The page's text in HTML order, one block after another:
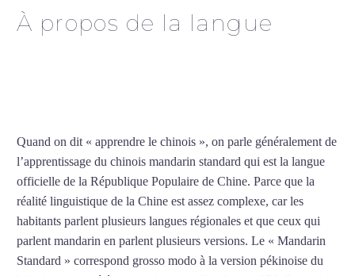
À propos de la langue
Quand on dit « apprendre le chinois », on parle généralement de
l’apprentissage du chinois mandarin standard qui est la langue
officielle de la République Populaire de Chine. Parce que la
réalité linguistique de la Chine est assez complexe, car les
habitants parlent plusieurs langues régionales et que ceux qui
parlent mandarin en parlent plusieurs versions. Le « Mandarin
Standard » correspond grosso modo à la version pékinoise du